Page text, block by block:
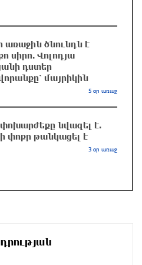
հրամանատարական կետերի և
22 րոպե առաջ
ն ու «ՌԲ Լայպցիգը»
41 րոպե առաջ
է հայտնել
տեղի ունեցած
լցվել է 29-ամյա
վերջինս մահացել է
առաջին ծնունդն է
սիրո. Վոլոդյա
դստեր
մայրիկին
5 օր առաջ
նվազել է.
փոքր թանկացել է
3 օր առաջ